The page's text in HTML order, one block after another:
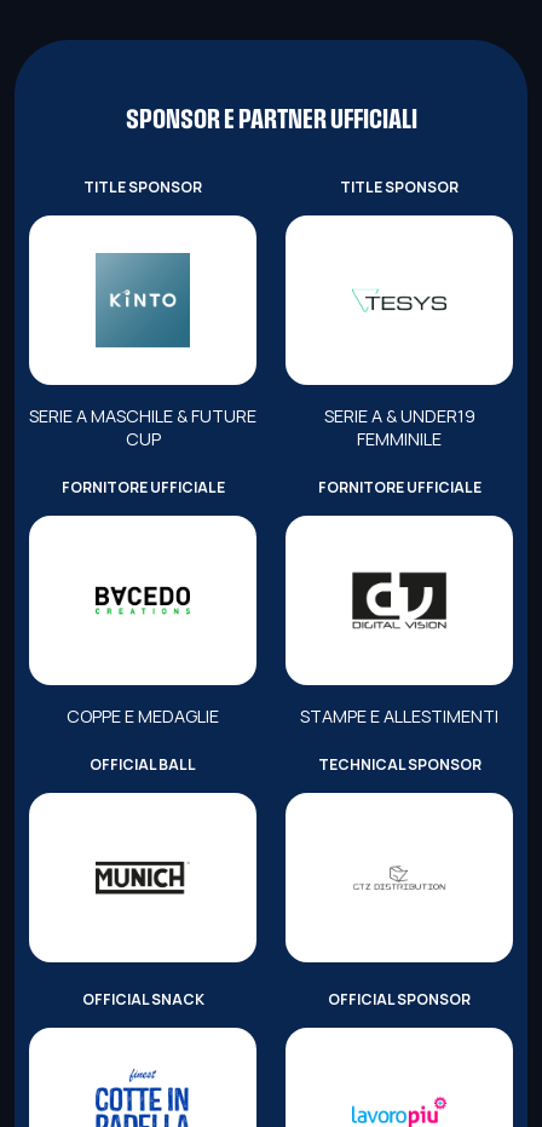
SPONSOR E PARTNER UFFICIALI
TITLE SPONSOR
SERIE A MASCHILE & FUTURE
CUP
TITLE SPONSOR
SERIE A & UNDER19
FEMMINILE
FORNITORE UFFICIALE
COPPE E MEDAGLIE
FORNITORE UFFICIALE
STAMPE E ALLESTIMENTI
OFFICIAL BALL TECHNICAL SPONSOR
OFFICIAL SNACK OFFICIAL SPONSOR